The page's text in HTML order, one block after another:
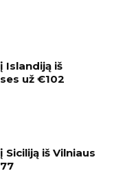
Islandiją iš
už €102
iš Vilniaus